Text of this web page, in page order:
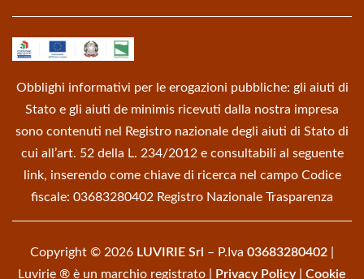
Obblighi informativi per le erogazioni pubbliche: gli aiuti di
Stato e gli aiuti de minimis ricevuti dalla nostra impresa
sono contenuti nel Registro nazionale degli aiuti di Stato di
cui all’art. 52 della L. 234/2012 e consultabili al seguente
link, inserendo come chiave di ricerca nel campo Codice
fiscale: 03683280402 Registro Nazionale Trasparenza
Copyright © 2026 LUVIRIE Srl – P.Iva 03683280402
Luvirie ® è un marchio registrato |
Privacy Policy Cookie